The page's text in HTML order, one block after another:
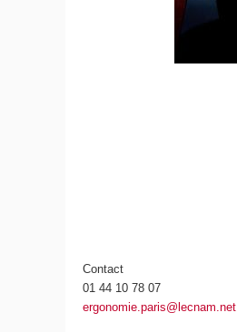
Contact
01 44 10 78 07
ergonomie.paris@lecnam.net